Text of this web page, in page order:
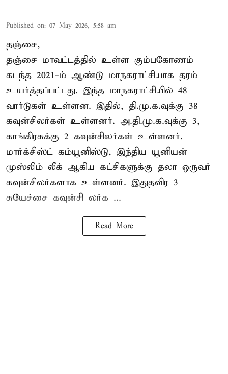
Published on: 07 May 2026, 5:58 am
தஞ்சை,
தஞ்சை மாவட்டத்தில் உள்ள கும்பகோணம்
கடந்த 2021-ம் ஆண்டு மாநகராட்சியாக தரம்
உயர்த்தப்பட்டது. இந்த மாநகராட்சியில் 48
வார்டுகள் உள்ளன. இதில், தி.மு.க.வுக்கு 38
கவுன்சிலர்கள் உள்ளனர். அ.தி.மு.க.வுக்கு 3,
காங்கிரசுக்கு 2 கவுன்சிலர்கள் உள்ளனர்.
மார்க்சிஸ்ட் கம்யூனிஸ்டு, இந்திய யூனியன்
முஸ்லிம் லீக் ஆகிய கட்சிகளுக்கு தலா ஒருவர்
கவுன்சிலர்களாக உள்ளனர். இதுதவிர 3
சுயேச்சை கவுன்சி லர்க ...
Read More